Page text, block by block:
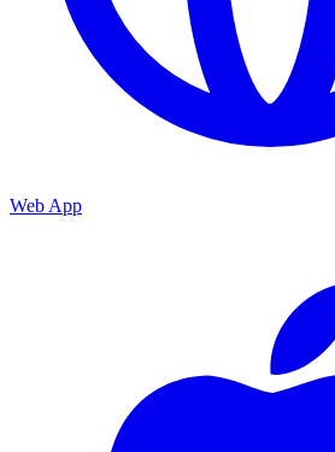
Web App